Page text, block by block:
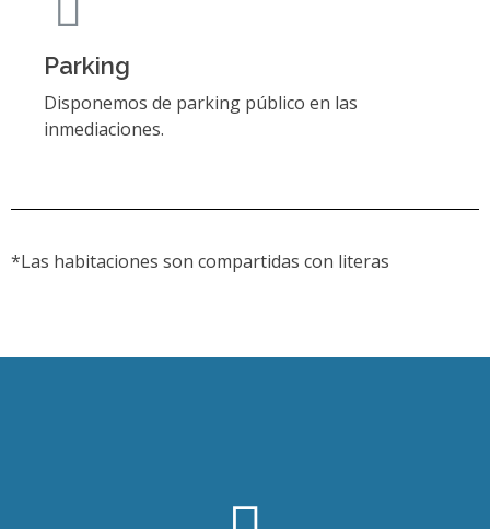
Parking
Disponemos de parking público en las
inmediaciones.
*Las habitaciones son compartidas con literas